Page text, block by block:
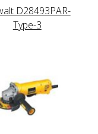
D28493PAR-
Type-3